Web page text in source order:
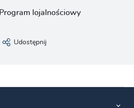
Program lojalnościowy
Udostępnij